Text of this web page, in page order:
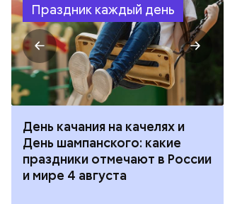
Праздник каждый день
День качания на качелях и
День шампанского: какие
праздники отмечают в России
и мире 4 августа